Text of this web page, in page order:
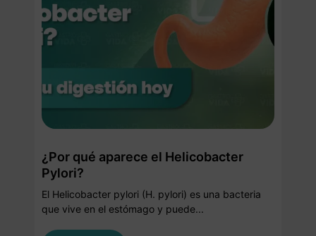
¿Por qué aparece el Helicobacter
Pylori?
El Helicobacter pylori (H. pylori) es una bacteria
que vive en el estómago y puede...